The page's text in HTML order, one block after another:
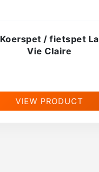
Koerspet / fietspet La
Vie Claire
VIEW PRODUCT